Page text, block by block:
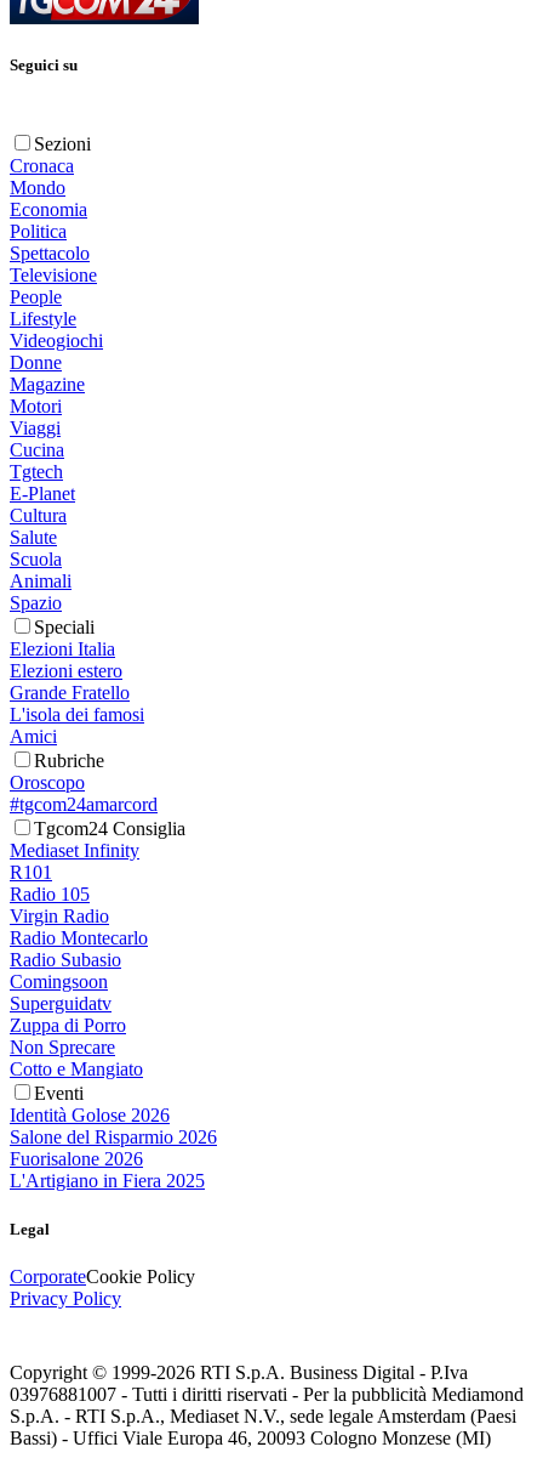
Seguici su
Sezioni
Cronaca
Mondo
Economia
Politica
Spettacolo
Televisione
People
Lifestyle
Videogiochi
Donne
Magazine
Motori
Viaggi
Cucina
Tgtech
E-Planet
Cultura
Salute
Scuola
Animali
Spazio
Speciali
Elezioni Italia
Elezioni estero
Grande Fratello
L'isola dei famosi
Amici
Rubriche
Oroscopo
#tgcom24amarcord
Tgcom24 Consiglia
Mediaset Infinity
R101
Radio 105
Virgin Radio
Radio Montecarlo
Radio Subasio
Comingsoon
Superguidatv
Zuppa di Porro
Non Sprecare
Cotto e Mangiato
Eventi
Identità Golose 2026
Salone del Risparmio 2026
Fuorisalone 2026
L'Artigiano in Fiera 2025
Legal
CorporateCookie Policy
Privacy Policy
Copyright © 1999-2026 RTI S.p.A. Business Digital - P.Iva
03976881007 - Tutti i diritti riservati - Per la pubblicità Mediamond
S.p.A. - RTI S.p.A., Mediaset N.V., sede legale Amsterdam (Paesi
Bassi) - Uffici Viale Europa 46, 20093 Cologno Monzese (MI)